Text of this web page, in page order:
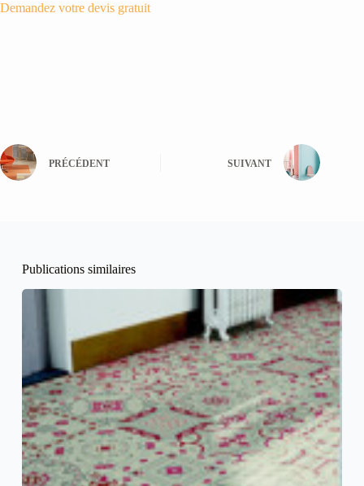
Demandez votre devis gratuit
PRÉCÉDENT SUIVANT
Publications similaires